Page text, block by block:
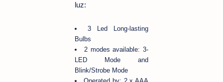
luz:
3 Led Long-lasting
Bulbs
2 modes available: 3-
LED Mode and
Blink/Strobe Mode